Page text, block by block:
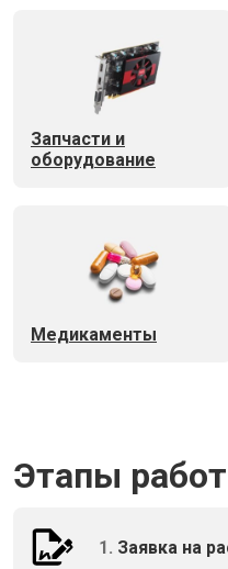
Запчасти и
оборудование
Медикаменты
Этапы
1. Заявка на